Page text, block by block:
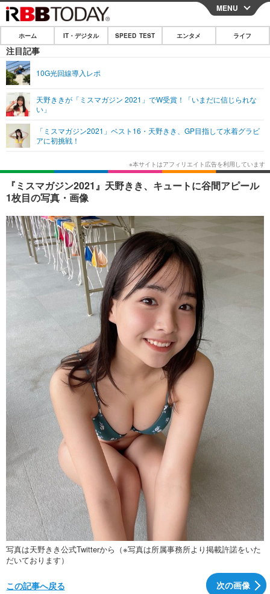
CLOSE
ホーム
IT・デジタル
ショッピング その他
SPEED TEST
エンタメ
エンタメTOP
韓国・芸能
音楽 スポーツ
ショッピング
ライフ
ライフTOP グルメ
ペット ショッピング
その他
リリース一覧
プッシュ通知の停止方法
MENU
ホーム IT・デジタル SPEED TEST エンタメ ライフ
注目記事
10G光回線導入レポ
天野ききが「ミスマガジン 2021」でW受賞！「いまだに信じられな
い」
「ミスマガジン2021」ベスト16・天野きき、GP目指して水着グラビ
アに初挑戦！
『ミスマガジン2021』天野きき、キュートに谷間アピール
1枚目の写真・画像
写真は天野きき公式Twitterから（※写真は所属事務所より掲載許諾をいた
だいております）
次の画像
この記事へ戻る